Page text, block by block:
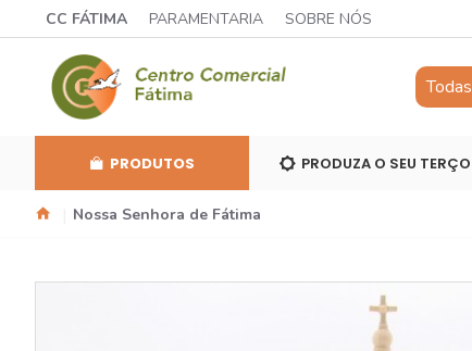
CC FÁTIMA PARAMENTARIA SOBRE NÓS
Todas
PRODUTOS PRODUZA O SEU TERÇO
Nossa Senhora de Fátima